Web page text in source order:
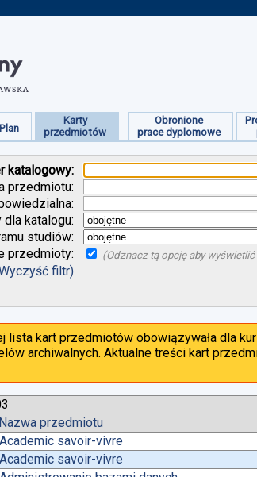
Plan
Karty
przedmiotów
Obronione
prace dyplomowe
katalogowy:
przedmiotu:
katalogu:
studiów:
przedmioty:
(Odznacz tą opcję aby
filtr)
lista kart przedmiotów obowiązywała dla
archiwalnych. Aktualne treści kart
Nazwa przedmiotu
Academic savoir-vivre
Academic savoir-vivre